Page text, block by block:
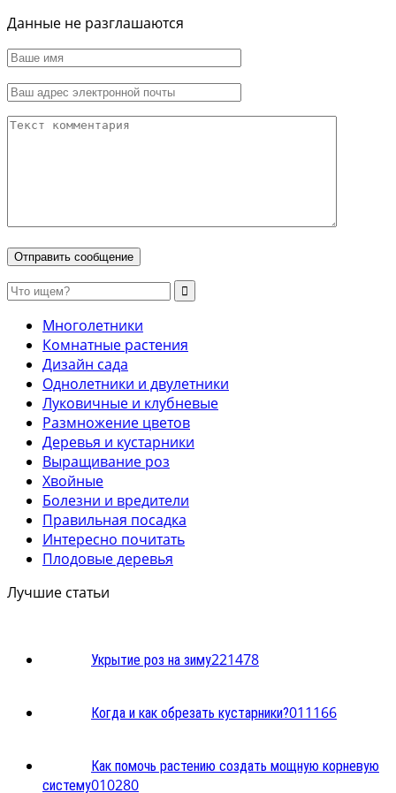
Данные не разглашаются
Многолетники
Комнатные растения
Дизайн сада
Однолетники и двулетники
Луковичные и клубневые
Размножение цветов
Деревья и кустарники
Выращивание роз
Хвойные
Болезни и вредители
Правильная посадка
Интересно почитать
Плодовые деревья
Лучшие статьи
Укрытие роз на зиму221478
Когда и как обрезать кустарники?011166
Как помочь растению создать мощную корневую
систему010280